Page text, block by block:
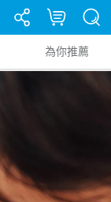
為你推薦